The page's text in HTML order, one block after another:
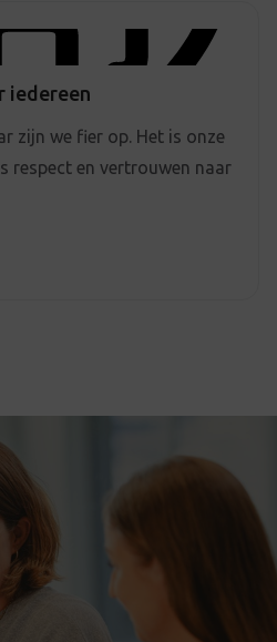
iedereen
zijn we fier op. Het is onze
respect en vertrouwen naar